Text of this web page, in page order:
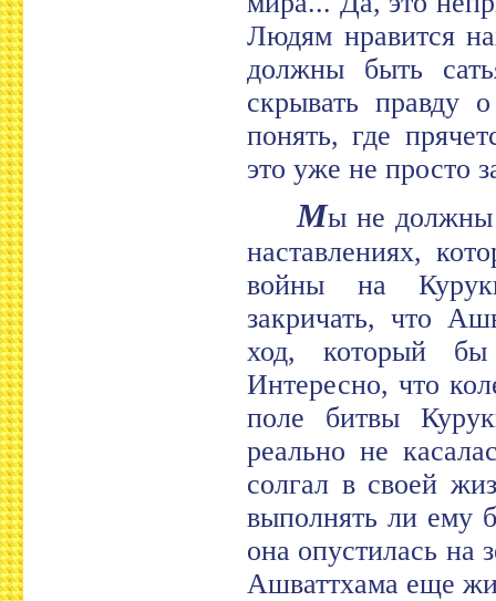
Людям нравится
должны быть
скрывать
понять, где
это уже не просто
Мы не должны
наставлениях,
войны на
закричать, что
ход, который
Интересно, что
поле битвы
реально не
солгал в своей
выполнять ли ему
она опустилась
Ашваттхама еще